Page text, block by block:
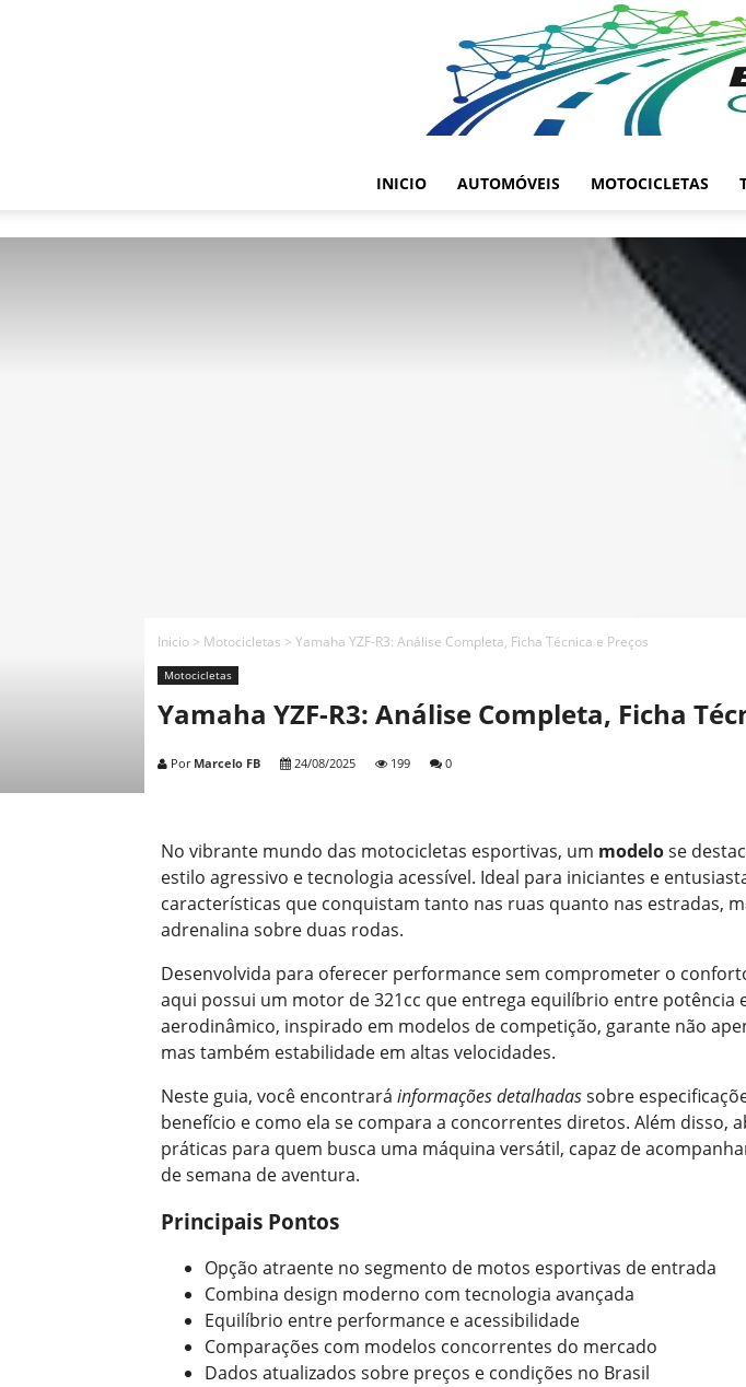
INICIO AUTOMÓVEIS MOTOCICLETAS
Inicio > Motocicletas > Yamaha YZF-R3: Análise Completa, Ficha Técnica e Preços
Motocicletas
Yamaha YZF-R3: Análise Completa, Ficha
Por Marcelo FB 24/08/2025 199 0
No vibrante mundo das motocicletas esportivas, um modelose
estilo agressivo e tecnologia acessível. Ideal para iniciantes e
características que conquistam tanto nas ruas quanto nas estradas,
adrenalina sobre duas rodas.
Desenvolvida para oferecer performance sem comprometer o
aqui possui um motor de 321cc que entrega equilíbrio entre potência
aerodinâmico, inspirado em modelos de competição, garante não
mas também estabilidade em altas velocidades.
Neste guia, você encontrará informações detalhadassobre
benefício e como ela se compara a concorrentes diretos. Além disso,
práticas para quem busca uma máquina versátil, capaz de
de semana de aventura.
Principais Pontos
Opção atraente no segmento de motos esportivas de entrada
Combina design moderno com tecnologia avançada
Equilíbrio entre performance e acessibilidade
Comparações com modelos concorrentes do mercado
Dados atualizados sobre preços e condições no Brasil